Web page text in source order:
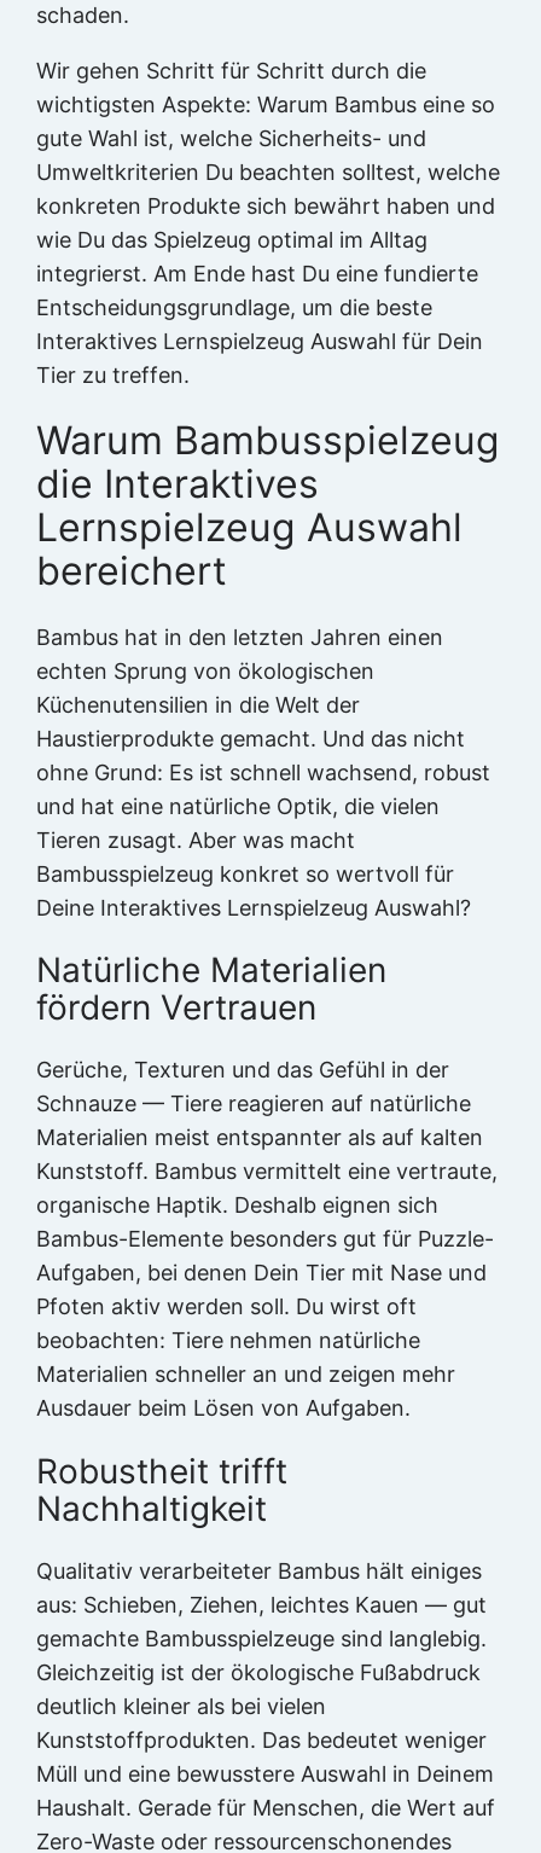
schaden.
Wir gehen Schritt für Schritt durch die
wichtigsten Aspekte: Warum Bambus eine so
gute Wahl ist, welche Sicherheits- und
Umweltkriterien Du beachten solltest, welche
konkreten Produkte sich bewährt haben und
wie Du das Spielzeug optimal im Alltag
integrierst. Am Ende hast Du eine fundierte
Entscheidungsgrundlage, um die beste
Interaktives Lernspielzeug Auswahl für Dein
Tier zu treffen.
Warum Bambusspielzeug
die Interaktives
Lernspielzeug Auswahl
bereichert
Bambus hat in den letzten Jahren einen
echten Sprung von ökologischen
Küchenutensilien in die Welt der
Haustierprodukte gemacht. Und das nicht
ohne Grund: Es ist schnell wachsend, robust
und hat eine natürliche Optik, die vielen
Tieren zusagt. Aber was macht
Bambusspielzeug konkret so wertvoll für
Deine Interaktives Lernspielzeug Auswahl?
Natürliche Materialien
fördern Vertrauen
Gerüche, Texturen und das Gefühl in der
Schnauze — Tiere reagieren auf natürliche
Materialien meist entspannter als auf kalten
Kunststoff. Bambus vermittelt eine vertraute,
organische Haptik. Deshalb eignen sich
Bambus-Elemente besonders gut für Puzzle-
Aufgaben, bei denen Dein Tier mit Nase und
Pfoten aktiv werden soll. Du wirst oft
beobachten: Tiere nehmen natürliche
Materialien schneller an und zeigen mehr
Ausdauer beim Lösen von Aufgaben.
Robustheit trifft
Nachhaltigkeit
Qualitativ verarbeiteter Bambus hält einiges
aus: Schieben, Ziehen, leichtes Kauen — gut
gemachte Bambusspielzeuge sind langlebig.
Gleichzeitig ist der ökologische Fußabdruck
deutlich kleiner als bei vielen
Kunststoffprodukten. Das bedeutet weniger
Müll und eine bewusstere Auswahl in Deinem
Haushalt. Gerade für Menschen, die Wert auf
Zero-Waste oder ressourcenschonendes